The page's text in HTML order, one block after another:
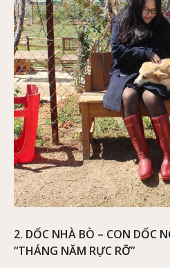
2. DỐC NHÀ BÒ – CON DỐC
“THÁNG NĂM RỰC RỠ”